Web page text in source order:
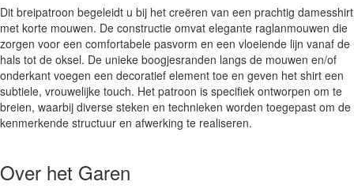
Dit breipatroon begeleidt u bij het creëren van een prachtig damesshirt
met korte mouwen. De constructie omvat elegante raglanmouwen die
zorgen voor een comfortabele pasvorm en een vloeiende lijn vanaf de
hals tot de oksel. De unieke boogjesranden langs de mouwen en/of
onderkant voegen een decoratief element toe en geven het shirt een
subtiele, vrouwelijke touch. Het patroon is specifiek ontworpen om te
breien, waarbij diverse steken en technieken worden toegepast om de
kenmerkende structuur en afwerking te realiseren.
Over het Garen